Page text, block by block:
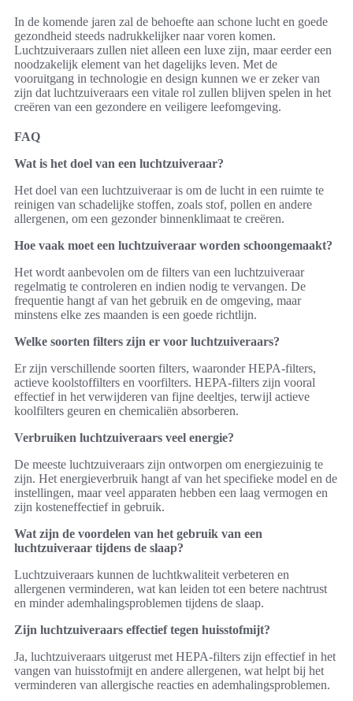
In de komende jaren zal de behoefte aan schone lucht en goede
gezondheid steeds nadrukkelijker naar voren komen.
Luchtzuiveraars zullen niet alleen een luxe zijn, maar eerder een
noodzakelijk element van het dagelijks leven. Met de
vooruitgang in technologie en design kunnen we er zeker van
zijn dat luchtzuiveraars een vitale rol zullen blijven spelen in het
creëren van een gezondere en veiligere leefomgeving.
FAQ
Wat is het doel van een luchtzuiveraar?
Het doel van een luchtzuiveraar is om de lucht in een ruimte te
reinigen van schadelijke stoffen, zoals stof, pollen en andere
allergenen, om een gezonder binnenklimaat te creëren.
Hoe vaak moet een luchtzuiveraar worden schoongemaakt?
Het wordt aanbevolen om de filters van een luchtzuiveraar
regelmatig te controleren en indien nodig te vervangen. De
frequentie hangt af van het gebruik en de omgeving, maar
minstens elke zes maanden is een goede richtlijn.
Welke soorten filters zijn er voor luchtzuiveraars?
Er zijn verschillende soorten filters, waaronder HEPA-filters,
actieve koolstoffilters en voorfilters. HEPA-filters zijn vooral
effectief in het verwijderen van fijne deeltjes, terwijl actieve
koolfilters geuren en chemicaliën absorberen.
Verbruiken luchtzuiveraars veel energie?
De meeste luchtzuiveraars zijn ontworpen om energiezuinig te
zijn. Het energieverbruik hangt af van het specifieke model en de
instellingen, maar veel apparaten hebben een laag vermogen en
zijn kosteneffectief in gebruik.
Wat zijn de voordelen van het gebruik van een
luchtzuiveraar tijdens de slaap?
Luchtzuiveraars kunnen de luchtkwaliteit verbeteren en
allergenen verminderen, wat kan leiden tot een betere nachtrust
en minder ademhalingsproblemen tijdens de slaap.
Zijn luchtzuiveraars effectief tegen huisstofmijt?
Ja, luchtzuiveraars uitgerust met HEPA-filters zijn effectief in het
vangen van huisstofmijt en andere allergenen, wat helpt bij het
verminderen van allergische reacties en ademhalingsproblemen.